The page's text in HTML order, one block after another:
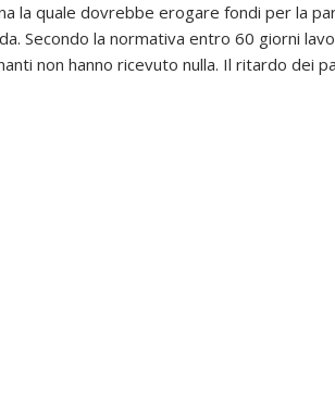
la quale dovrebbe erogare fondi per la
Secondo la normativa entro 60 giorni
non hanno ricevuto nulla. Il ritardo dei